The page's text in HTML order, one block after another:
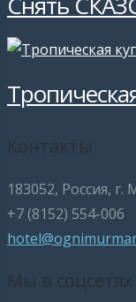
Контакты
183052, Россия,
+7 (8152) 554-006
Мы в соцсетях